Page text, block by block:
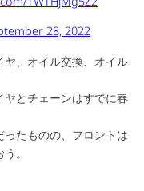
28, 2022
、オイル交換、オイル
とチェーンはすでに春
たものの、フロントは
。